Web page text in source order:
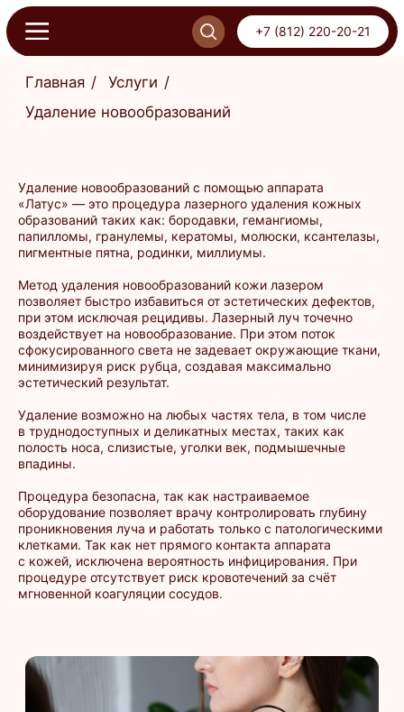
+7 (812) 220-20-21
ОНЛАЙН-ЗАПИСЬ
+7 (812) 220-20-21
Главная / Услуги /
Удаление новообразований
Удаление новообразований с помощью аппарата
«Латус» — это процедура лазерного удаления кожных
образований таких как: бородавки, гемангиомы,
папилломы, гранулемы, кератомы, молюски, ксантелазы,
пигментные пятна, родинки, миллиумы.
Метод удаления новообразований кожи лазером
позволяет быстро избавиться от эстетических дефектов,
при этом исключая рецидивы. Лазерный луч точечно
воздействует на новообразование. При этом поток
сфокусированного света не задевает окружающие ткани,
минимизируя риск рубца, создавая максимально
эстетический результат.
Удаление возможно на любых частях тела, в том числе
в труднодоступных и деликатных местах, таких как
полость носа, слизистые, уголки век, подмышечные
впадины.
Процедура безопасна, так как настраиваемое
оборудование позволяет врачу контролировать глубину
проникновения луча и работать только с патологическими
клетками. Так как нет прямого контакта аппарата
с кожей, исключена вероятность инфицирования. При
процедуре отсутствует риск кровотечений за счёт
мгновенной коагуляции сосудов.